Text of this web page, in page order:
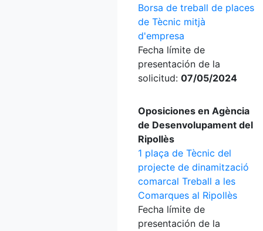
Borsa de treball de places
de Tècnic mitjà
d'empresa
Fecha límite de
presentación de la
solicitud: 07/05/2024
Oposiciones en Agència
de Desenvolupament del
Ripollès
1 plaça de Tècnic del
projecte de dinamització
comarcal Treball a les
Comarques al Ripollès
Fecha límite de
presentación de la